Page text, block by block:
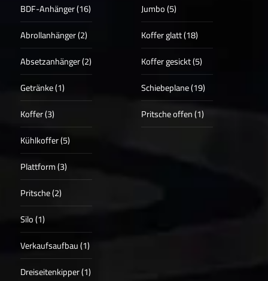
BDF-Anhänger (16)
Abrollanhänger (2)
Absetzanhänger (2)
Getränke (1)
Koffer (3)
Kühlkoffer (5)
Plattform (3)
Pritsche (2)
Silo (1)
Verkaufsaufbau (1)
Dreiseitenkipper (1)
Jumbo (5)
Koffer glatt (18)
Koffer gesickt (5)
Schiebeplane (19)
Pritsche offen (1)